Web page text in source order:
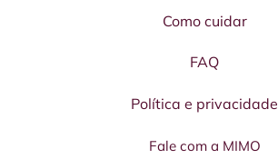
Como cuidar
FAQ
Política e privacidade
Fale com a MIMO